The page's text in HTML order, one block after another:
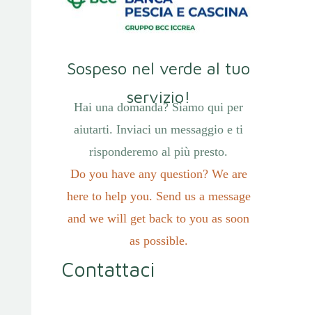
Sospeso nel verde al tuo
servizio!
Hai una domanda? Siamo qui per
aiutarti. Inviaci un messaggio e ti
risponderemo al più presto.
Do you have any question? We are
here to help you. Send us a message
and we will get back to you as soon
as possible.
Contattaci